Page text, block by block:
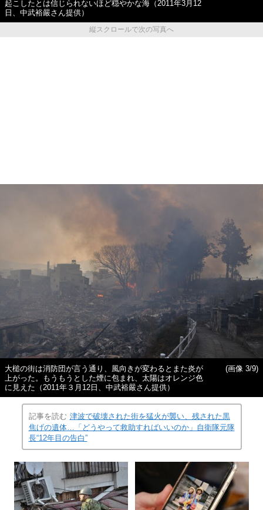
起こしたとは信じられないほど穏やかな海（2011年3月12
日、中武裕嚴さん提供）
縦スクロールで次の写真へ
大槌の街は消防団が言う通り、風向きが変わるとまた炎が
上がった。もうもうとした煙に包まれ、太陽はオレンジ色
に見えた（2011年３月12日、中武裕嚴さん提供）
(画像 3/9)
記事を読む 津波で破壊された街を猛火が襲い、残された黒
焦げの遺体…「どうやって救助すればいいのか」自衛隊元隊
長“12年目の告白”